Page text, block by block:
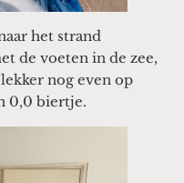
het strand
de voeten in de zee,
nog even op
0,0 biertje.